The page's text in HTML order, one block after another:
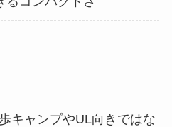
キャンプやUL向きではな